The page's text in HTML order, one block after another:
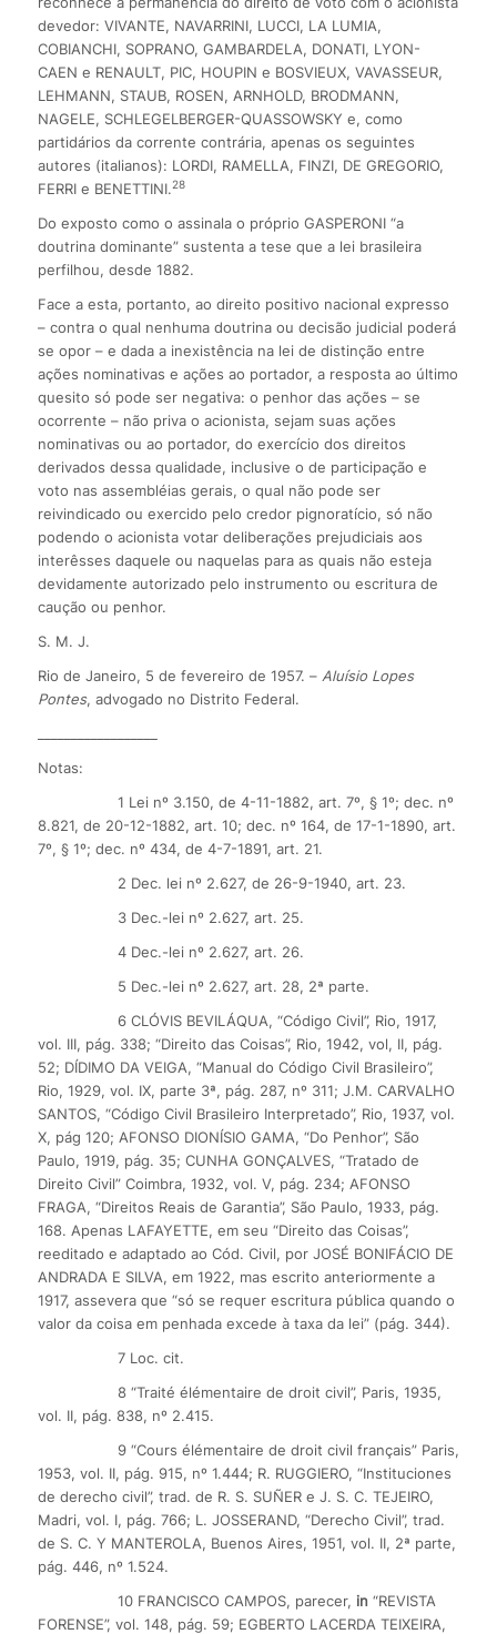
devedor: VIVANTE, NAVARRINI, LUCCI, LA LUMIA,
COBIANCHI, SOPRANO, GAMBARDELA, DONATI, LYON-
CAEN e RENAULT, PIC, HOUPIN e BOSVIEUX, VAVASSEUR,
LEHMANN, STAUB, ROSEN, ARNHOLD, BRODMANN,
NAGELE, SCHLEGELBERGER-QUASSOWSKY e, como
partidários da corrente contrária, apenas os seguintes
autores (italianos): LORDI, RAMELLA, FINZI, DE GREGORIO,
FERRI e BENETTINI.28
Do exposto como o assinala o próprio GASPERONI “a
doutrina dominante” sustenta a tese que a lei brasileira
perfilhou, desde 1882.
Face a esta, portanto, ao direito positivo nacional expresso
– contra o qual nenhuma doutrina ou decisão judicial poderá
se opor – e dada a inexistência na lei de distinção entre
ações nominativas e ações ao portador, a resposta ao último
quesito só pode ser negativa: o penhor das ações – se
ocorrente – não priva o acionista, sejam suas ações
nominativas ou ao portador, do exercício dos direitos
derivados dessa qualidade, inclusive o de participação e
voto nas assembléias gerais, o qual não pode ser
reivindicado ou exercido pelo credor pignoratício, só não
podendo o acionista votar deliberações prejudiciais aos
interêsses daquele ou naquelas para as quais não esteja
devidamente autorizado pelo instrumento ou escritura de
caução ou penhor.
S. M. J.
Rio de Janeiro, 5 de fevereiro de 1957. – Aluísio Lopes
Pontes, advogado no Distrito Federal.
Notas:
1 Lei nº 3.150, de 4-11-1882, art. 7º, § 1º; dec. nº
8.821, de 20-12-1882, art. 10; dec. nº 164, de 17-1-1890, art.
7º, § 1º; dec. nº 434, de 4-7-1891, art. 21.
2 Dec. lei nº 2.627, de 26-9-1940, art. 23.
3 Dec.-lei nº 2.627, art. 25.
4 Dec.-lei nº 2.627, art. 26.
5 Dec.-lei nº 2.627, art. 28, 2ª parte.
6 CLÓVIS BEVILÁQUA, “Código Civil”, Rio, 1917,
vol. III, pág. 338; “Direito das Coisas”, Rio, 1942, vol, II, pág.
52; DÍDIMO DA VEIGA, “Manual do Código Civil Brasileiro”,
Rio, 1929, vol. IX, parte 3ª, pág. 287, nº 311; J.M. CARVALHO
SANTOS, “Código Civil Brasileiro Interpretado”, Rio, 1937, vol.
X, pág 120; AFONSO DIONÍSIO GAMA, “Do Penhor”, São
Paulo, 1919, pág. 35; CUNHA GONÇALVES, “Tratado de
Direito Civil” Coimbra, 1932, vol. V, pág. 234; AFONSO
FRAGA, “Direitos Reais de Garantia”, São Paulo, 1933, pág.
168. Apenas LAFAYETTE, em seu “Direito das Coisas”,
reeditado e adaptado ao Cód. Civil, por JOSÉ BONIFÁCIO DE
ANDRADA E SILVA, em 1922, mas escrito anteriormente a
1917, assevera que “só se requer escritura pública quando o
valor da coisa em penhada excede à taxa da lei” (pág. 344).
7 Loc. cit.
8 “Traité élémentaire de droit civil”, Paris, 1935,
vol. II, pág. 838, nº 2.415.
9 “Cours élémentaire de droit civil français” Paris,
1953, vol. II, pág. 915, nº 1.444; R. RUGGIERO, “Instituciones
de derecho civil”, trad. de R. S. SUÑER e J. S. C. TEJEIRO,
Madri, vol. I, pág. 766; L. JOSSERAND, “Derecho Civil”, trad.
de S. C. Y MANTEROLA, Buenos Aires, 1951, vol. II, 2ª parte,
pág. 446, nº 1.524.
10 FRANCISCO CAMPOS, parecer, in “REVISTA
FORENSE”, vol. 148, pág. 59; EGBERTO LACERDA TEIXEIRA,